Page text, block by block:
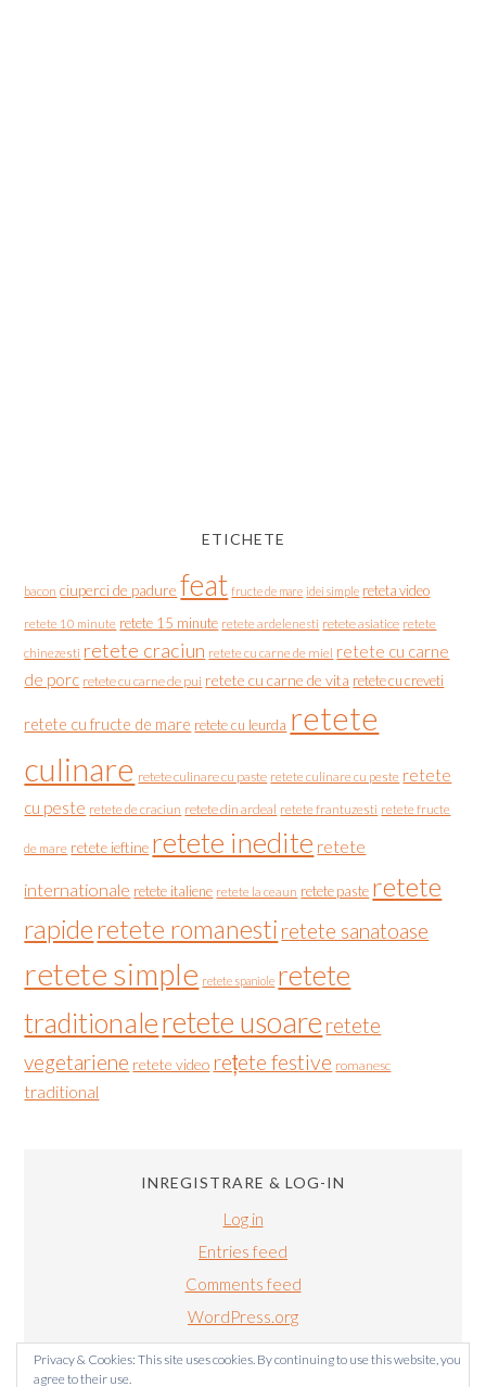
ETICHETE
bacon ciuperci de padure feat fructe de mare idei simple reteta video
retete 10 minute retete 15 minute retete ardelenesti retete asiatice retete
chinezesti retete craciun retete cu carne de miel retete cu carne
de porc retete cu carne de pui retete cu carne de vita retete cu creveti
retete cu fructe de mare retete cu leurda retete
culinare retete culinare cu paste retete culinare cu peste retete
cu peste retete de craciun retete din ardeal retete frantuzesti retete fructe
de mare retete ieftine retete inedite retete
internationale retete italiene retete la ceaun retete paste retete
rapideretete romanesti retete sanatoase
retete simple retete spaniole retete
traditionaleretete usoare retete
vegetariene retete video rețete festive romanesc
traditional
INREGISTRARE & LOG-IN
Log in
Entries feed
Comments feed
WordPress.org
Privacy & Cookies: This site uses cookies. By continuing to use this website, you
agree to their use.